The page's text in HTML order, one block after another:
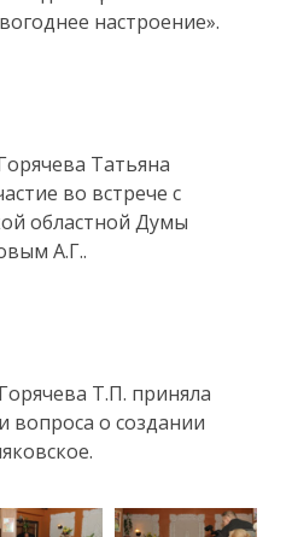
настроение».
Татьяна
во встрече с
областной Думы
А.Г..
Горячева Т.П. приняла
вопроса о создании